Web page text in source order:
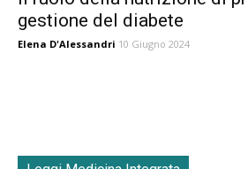
gestione del diabete
Elena D'Alessandri 10 Giugno 2024